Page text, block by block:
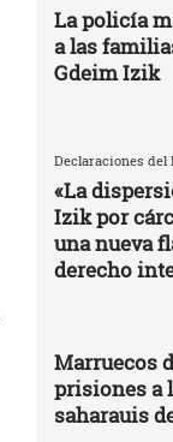
La policía
a las
Gdeim Izik
Declaraciones del
«La
Izik por
una nueva
derecho
Marruecos
prisiones a
saharauis